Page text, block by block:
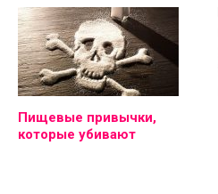
Пищевые привычки,
которые убивают